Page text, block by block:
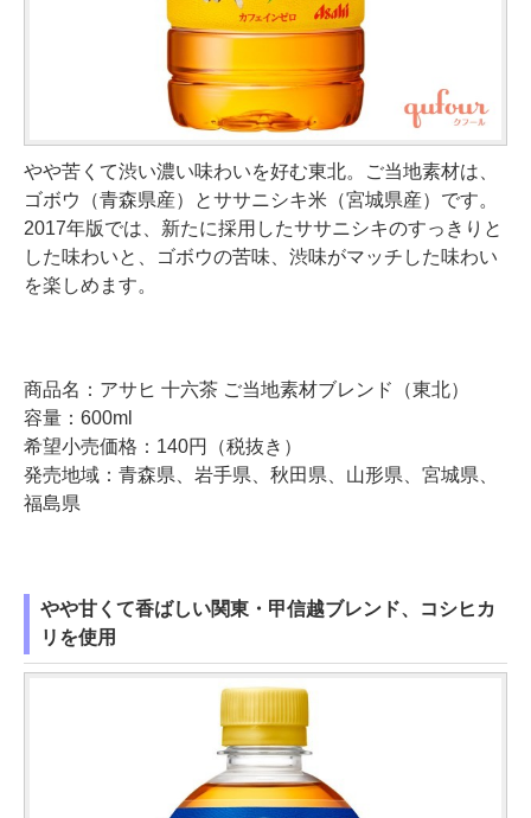
やや苦くて渋い濃い味わいを好む東北。ご当地素材は、
ゴボウ（青森県産）とササニシキ米（宮城県産）です。
2017年版では、新たに採用したササニシキのすっきりと
した味わいと、ゴボウの苦味、渋味がマッチした味わい
を楽しめます。
商品名：アサヒ 十六茶 ご当地素材ブレンド（東北）
容量：600ml
希望小売価格：140円（税抜き）
発売地域：青森県、岩手県、秋田県、山形県、宮城県、
福島県
やや甘くて香ばしい関東・甲信越ブレンド、コシヒカ
リを使用